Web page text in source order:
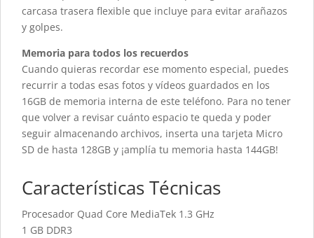
carcasa trasera flexible que incluye para evitar arañazos
y golpes.
Memoria para todos los recuerdos
Cuando quieras recordar ese momento especial, puedes
recurrir a todas esas fotos y vídeos guardados en los
16GB de memoria interna de este teléfono. Para no tener
que volver a revisar cuánto espacio te queda y poder
seguir almacenando archivos, inserta una tarjeta Micro
SD de hasta 128GB y ¡amplía tu memoria hasta 144GB!
Características Técnicas
Procesador Quad Core MediaTek 1.3 GHz
1 GB DDR3